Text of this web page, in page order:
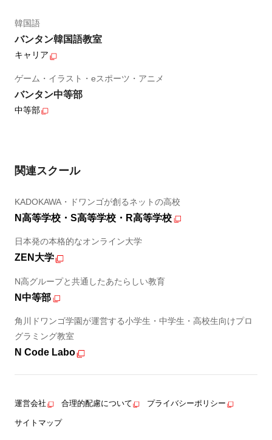
韓国語
バンタン韓国語教室
キャリア
ゲーム・イラスト・eスポーツ・アニメ
バンタン中等部
中等部
関連スクール
KADOKAWA・ドワンゴが創るネットの高校
N高等学校・S高等学校・R高等学校
日本発の本格的なオンライン大学
ZEN大学
N高グループと共通したあたらしい教育
N中等部
角川ドワンゴ学園が運営する小学生・中学生・高校生向けプロ
グラミング教室
N Code Labo
運営会社 合理的配慮について プライバシーポリシー
サイトマップ